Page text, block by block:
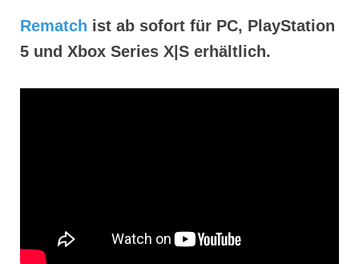
Rematch ist ab sofort für PC, PlayStation
5 und Xbox Series X|S erhältlich.